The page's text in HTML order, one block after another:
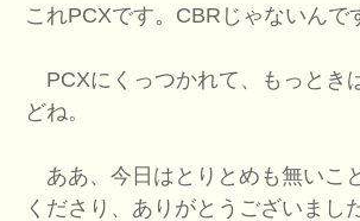
これPCXです。CBRじゃないんで
PCXにくっつかれて、もっとき
どね。
ああ、今日はとりとめも無いこ
くださり、ありがとうございまし